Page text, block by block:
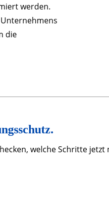
werden.
die
welche Schritte